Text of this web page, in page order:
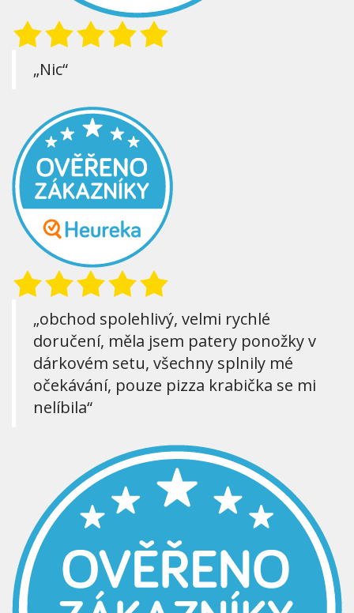
„Nic“
„obchod spolehlivý, velmi rychlé
doručení, měla jsem patery ponožky v
dárkovém setu, všechny splnily mé
očekávání, pouze pizza krabička se mi
nelíbila“